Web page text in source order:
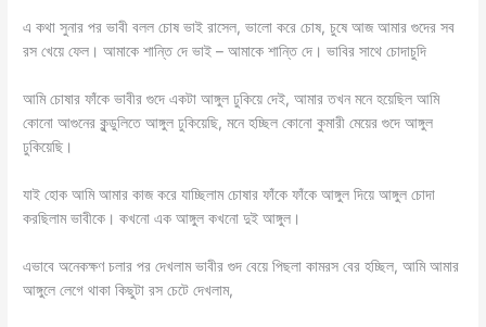
এ কথা সুনার পর ভাবী বলল চোষ ভাই রাসেল, ভালো করে চোষ, চুষে আজ আমার গুদের সব
রস খেয়ে ফেল। আমাকে শান্তি দে ভাই – আমাকে শান্তি দে। ভাবির সাথে চোদাচুদি
আমি চোষার ফাঁকে ভাবীর গুদে একটা আঙ্গুল ঢুকিয়ে দেই, আমার তখন মনে হয়েছিল আমি
কোনো আগুনের কুন্ডুলিতে আঙ্গুল ঢুকিয়েছি, মনে হচ্ছিল কোনো কুমারী মেয়ের গুদে আঙ্গুল
ঢুকিয়েছি।
যাই হোক আমি আমার কাজ করে যাচ্ছিলাম চোষার ফাঁকে ফাঁকে আঙ্গুল দিয়ে আঙ্গুল চোদা
করছিলাম ভাবীকে। কখনো এক আঙ্গুল কখনো দুই আঙ্গুল।
এভাবে অনেকক্ষণ চলার পর দেখলাম ভাবীর গুদ বেয়ে পিছলা কামরস বের হচ্ছিল, আমি আমার
আঙ্গুলে লেগে থাকা কিছুটা রস চেটে দেখলাম,